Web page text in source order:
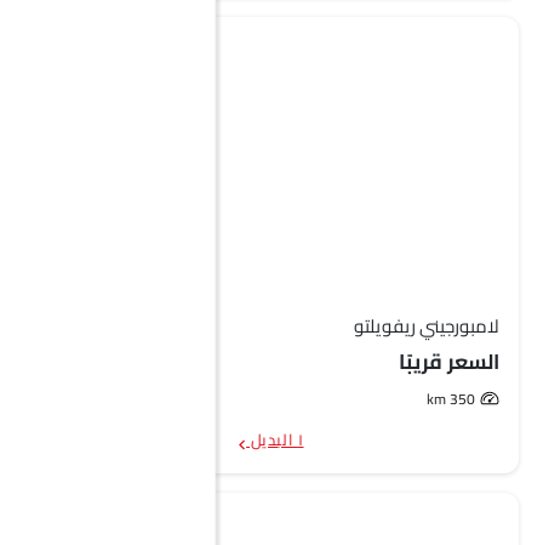
لامبورجيني ريفويلتو
السعر قريبًا
350 km
١ البديل